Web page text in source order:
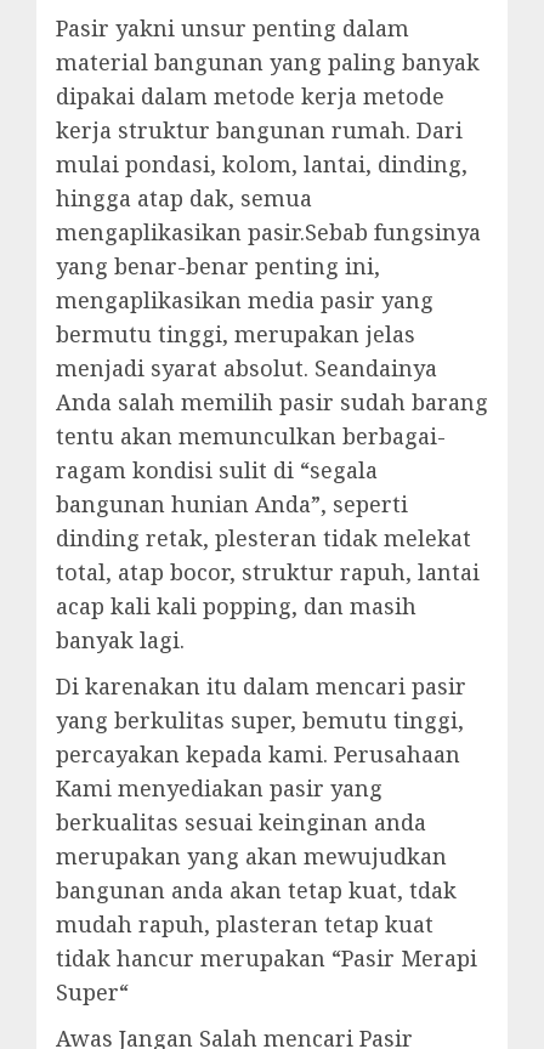
Pasir yakni unsur penting dalam
material bangunan yang paling banyak
dipakai dalam metode kerja metode
kerja struktur bangunan rumah. Dari
mulai pondasi, kolom, lantai, dinding,
hingga atap dak, semua
mengaplikasikan pasir.Sebab fungsinya
yang benar-benar penting ini,
mengaplikasikan media pasir yang
bermutu tinggi, merupakan jelas
menjadi syarat absolut. Seandainya
Anda salah memilih pasir sudah barang
tentu akan memunculkan berbagai-
ragam kondisi sulit di “segala
bangunan hunian Anda”, seperti
dinding retak, plesteran tidak melekat
total, atap bocor, struktur rapuh, lantai
acap kali kali popping, dan masih
banyak lagi.
Di karenakan itu dalam mencari pasir
yang berkulitas super, bemutu tinggi,
percayakan kepada kami. Perusahaan
Kami menyediakan pasir yang
berkualitas sesuai keinginan anda
merupakan yang akan mewujudkan
bangunan anda akan tetap kuat, tdak
mudah rapuh, plasteran tetap kuat
tidak hancur merupakan “Pasir Merapi
Super“
Awas Jangan Salah mencari Pasir